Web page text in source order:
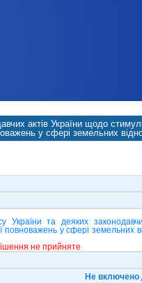
актів України щодо
у сфері земельних
та деяких
повноважень у сфері
не прийняте
Не включено